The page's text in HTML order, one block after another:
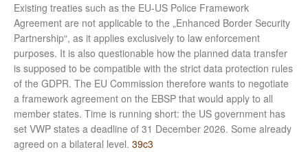
Existing treaties such as the EU-US Police Framework
Agreement are not applicable to the „Enhanced Border Security
Partnership“, as it applies exclusively to law enforcement
purposes. It is also questionable how the planned data transfer
is supposed to be compatible with the strict data protection rules
of the GDPR. The EU Commission therefore wants to negotiate
a framework agreement on the EBSP that would apply to all
member states. Time is running short: the US government has
set VWP states a deadline of 31 December 2026. Some already
agreed on a bilateral level. 39c3